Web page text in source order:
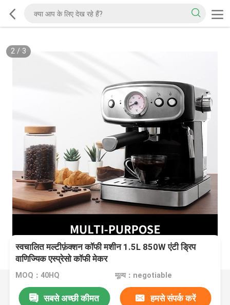
2/ 3
स्वचालित मल्टीफ़ंक्शन कॉफी मशीन 1.5L 850W एंटी ड्रिप
वाणिज्यिक एस्प्रेसो कॉफी मेकर
MOQ：40HQ मूल्य：negotiable
सबसे अच्छी कीमत हमसे संपर्क करें